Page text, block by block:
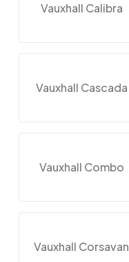
Vauxhall Calibra
Vauxhall Cascada
Vauxhall Combo
Vauxhall Corsavan